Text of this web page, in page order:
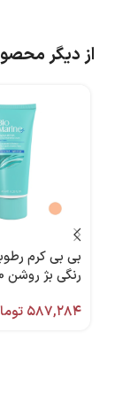
از دیگر
بی بی کرم
۵۸۷,۲۸۴